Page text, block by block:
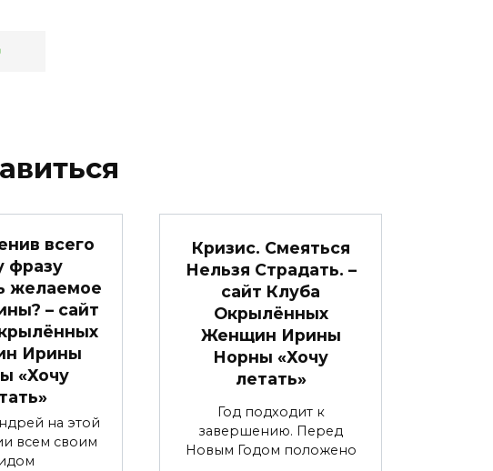
всего
фразу
желаемое
– сайт
Ирины
«Хочу
на этой
всем своим
Кризис. Смеяться
Нельзя Страдать. –
сайт Клуба
Окрылённых
Женщин Ирины
Норны «Хочу
летать»
Год подходит к
завершению. Перед
Новым Годом положено